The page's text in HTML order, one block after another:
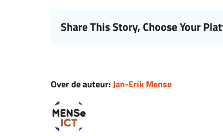
Share This Story, Choose Your
Over de auteur:Jan-Erik Mense